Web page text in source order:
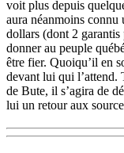
voit plus depuis
aura néanmoins connu
dollars (dont 2
donner au peuple
être fier. Quoiqu’il en
devant lui qui l’attend.
de Bute, il s’agira de
lui un retour aux